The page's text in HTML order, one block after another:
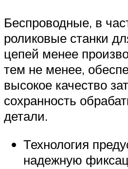
Беспроводные, в
роликовые станки
цепей менее
тем не менее,
высокое качество
сохранность
детали.
Технология
надежную